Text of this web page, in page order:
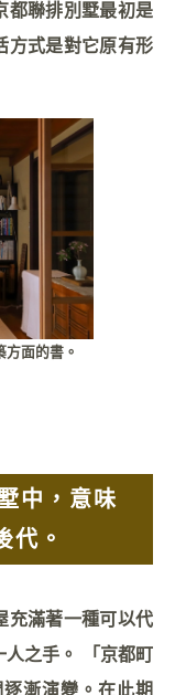
都聯排別墅最初是
方式是對它原有形
面的書。
中，意味
代。
充滿著一種可以代
之手。 「京都町
漸演變。在此期